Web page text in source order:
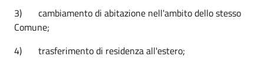
3) cambiamento di abitazione nell'ambito dello stesso
Comune;
4) trasferimento di residenza all'estero;